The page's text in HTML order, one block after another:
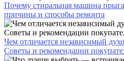
Почему стиральная машина
причины и способы ремонта
Чем отличается независимый
Советы и рекомендации